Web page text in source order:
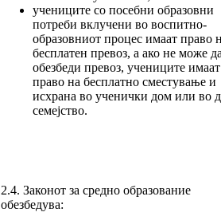
учениците со посебни образовни
потреби вклучени во воспитно-
образовниот процес имаат право
бесплатен превоз, а ако не може
обезбеди превоз, учениците имаат
право на бесплатно сместување и
исхрана во ученички дом или во
семејство.
2.4. Законот за средно образование
обезбедува: